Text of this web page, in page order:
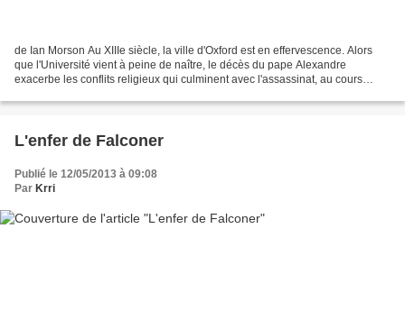
de Ian Morson Au XIIIe siècle, la ville d'Oxford est en effervescence. Alors
que l'Université vient à peine de naître, le décès du pape Alexandre
exacerbe les conflits religieux qui culminent avec l'assassinat, au cours
L'enfer de Falconer
Publié le 12/05/2013 à 09:08
Par Krri